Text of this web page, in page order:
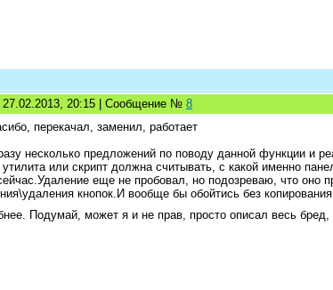
20:15 | Сообщение № 8
перекачал, заменил, работает
несколько предложений по поводу данной функции и
или скрипт должна считывать, с какой именно
еще не пробовал, но подозреваю, что оно
кнопок.И вообще бы обойтись без
Подумай, может я и не прав, просто описал весь